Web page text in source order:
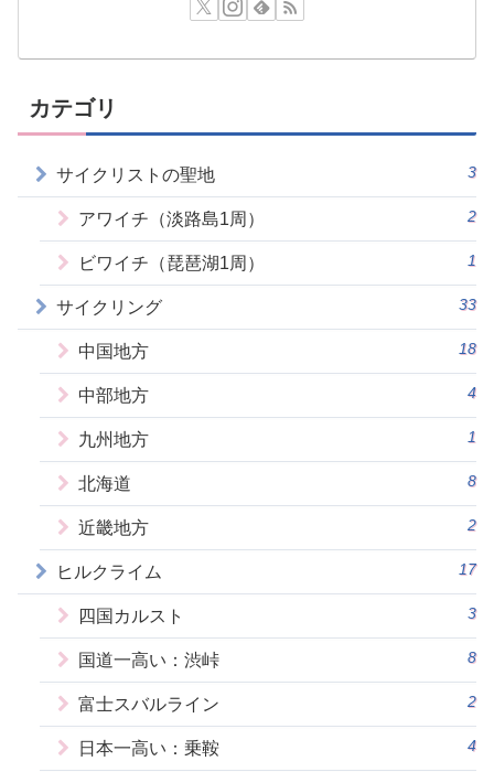
カテゴリ
サイクリストの聖地 3
アワイチ（淡路島1周） 2
ビワイチ（琵琶湖1周） 1
サイクリング 33
中国地方 18
中部地方 4
九州地方 1
北海道 8
近畿地方 2
ヒルクライム 17
四国カルスト 3
国道一高い：渋峠 8
富士スバルライン 2
日本一高い：乗鞍 4